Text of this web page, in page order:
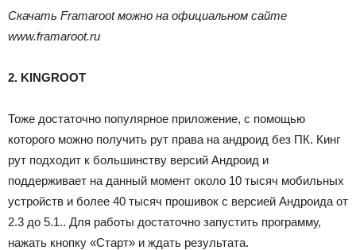
Скачать Framaroot можно на официальном сайте
www.framaroot.ru
2. KINGROOT
Тоже достаточно популярное приложение, с помощью
которого можно получить рут права на андроид без ПК. Кинг
рут подходит к большинству версий Андроид и
поддерживает на данный момент около 10 тысяч мобильных
устройств и более 40 тысяч прошивок с версией Андроида от
2.3 до 5.1.. Для работы достаточно запустить программу,
нажать кнопку «Старт» и ждать результата.